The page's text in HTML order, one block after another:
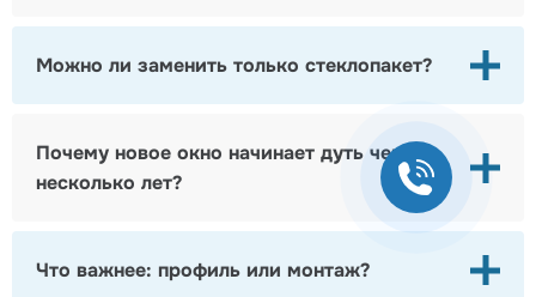
Можно ли заменить только стеклопакет?
Почему новое окно начинает дуть через
несколько лет?
Что важнее: профиль или монтаж?
+7495
134-42-
58